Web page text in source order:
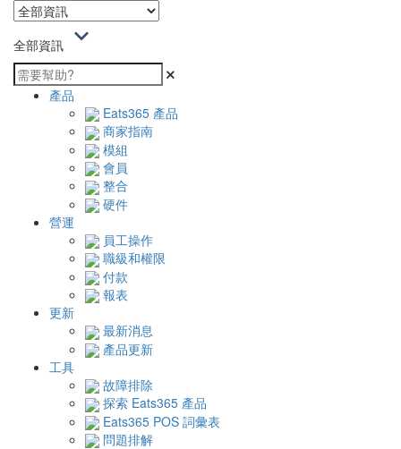
全部資訊
產品
Eats365 產品
商家指南
模組
會員
整合
硬件
營運
員工操作
職級和權限
付款
報表
更新
最新消息
產品更新
工具
故障排除
探索 Eats365 產品
Eats365 POS 詞彙表
問題排解